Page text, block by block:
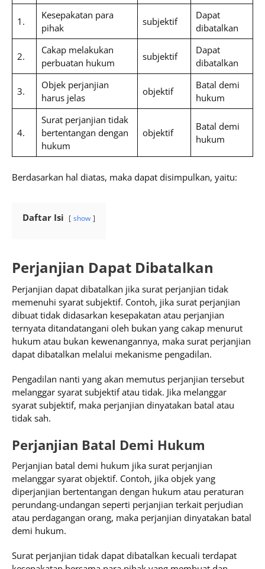
1.
Kesepakatan para
pihak
subjektif
Dapat
dibatalkan
2.
Cakap melakukan
perbuatan hukum
subjektif
Dapat
dibatalkan
3.
Objek perjanjian
harus jelas
objektif
Batal demi
hukum
4.
Surat perjanjian tidak
bertentangan dengan
hukum
objektif
Batal demi
hukum
Berdasarkan hal diatas, maka dapat disimpulkan, yaitu:
Daftar Isi show
Perjanjian Dapat Dibatalkan
Perjanjian dapat dibatalkan jika surat perjanjian tidak
memenuhi syarat subjektif. Contoh, jika surat perjanjian
dibuat tidak didasarkan kesepakatan atau perjanjian
ternyata ditandatangani oleh bukan yang cakap menurut
hukum atau bukan kewenangannya, maka surat perjanjian
dapat dibatalkan melalui mekanisme pengadilan.
Pengadilan nanti yang akan memutus perjanjian tersebut
melanggar syarat subjektif atau tidak. Jika melanggar
syarat subjektif, maka perjanjian dinyatakan batal atau
tidak sah.
Perjanjian Batal Demi Hukum
Perjanjian batal demi hukum jika surat perjanjian
melanggar syarat objektif. Contoh, jika objek yang
diperjanjian bertentangan dengan hukum atau peraturan
perundang-undangan seperti perjanjian terkait perjudian
atau perdagangan orang, maka perjanjian dinyatakan batal
demi hukum.
Surat perjanjian tidak dapat dibatalkan kecuali terdapat